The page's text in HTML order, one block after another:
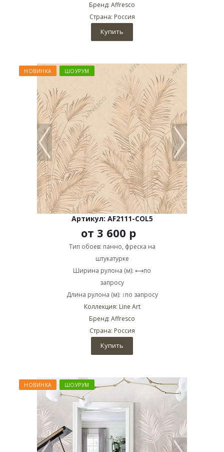
Бренд: Affresco
Страна: Россия
Купить
НОВИНКА ШОУРУМ
Артикул: AF2111-COL5
от 3 600 р
Тип обоев: панно, фреска на
штукатурке
Ширина рулона (м): ⟷по
запросу
Длина рулона (м): ↕по запросу
Коллекция: Line Art
Бренд: Affresco
Страна: Россия
Купить
НОВИНКА ШОУРУМ